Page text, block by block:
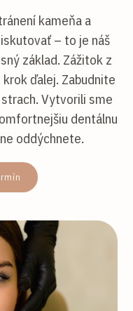
kameňa a
– to je náš
základ. Zážitok z
ďalej. Zabudnite
Vytvorili sme
dentálnu
oddýchnete.